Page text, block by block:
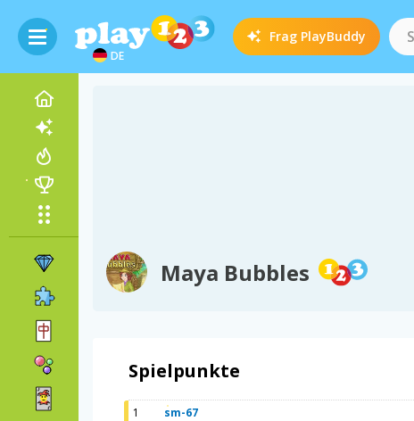
DE
Frag PlayBuddy
Maya Bubbles
Spielpunkte
1 sm-67